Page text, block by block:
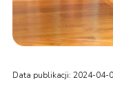
Data publikacji: 2024-04-